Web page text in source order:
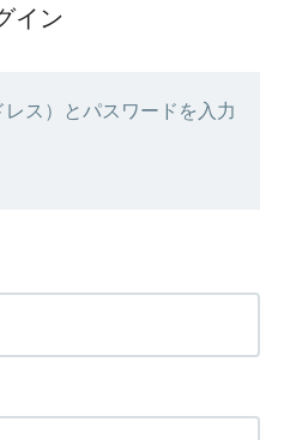
イン
ス）とパスワードを入力